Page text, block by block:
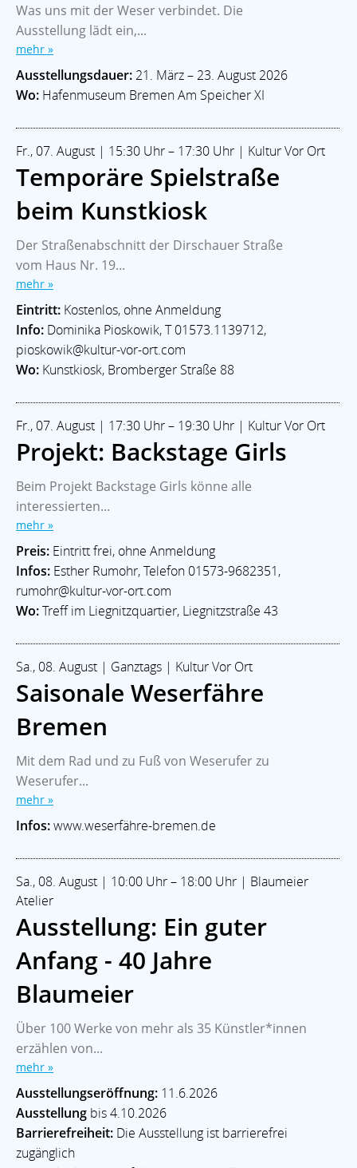
Was uns mit der Weser verbindet. Die
Ausstellung lädt ein,...
mehr »
Ausstellungsdauer:21. März – 23. August 2026
Wo: Hafenmuseum Bremen Am Speicher XI
Fr., 07. August | 15:30 Uhr – 17:30 Uhr | Kultur Vor Ort
Temporäre Spielstraße
beim Kunstkiosk
Der Straßenabschnitt der Dirschauer Straße
vom Haus Nr. 19...
mehr »
Eintritt: Kostenlos, ohne Anmeldung
Info: Dominika Pioskowik, T 01573.1139712,
pioskowik@kultur-vor-ort.com
Wo: Kunstkiosk, Bromberger Straße 88
Fr., 07. August | 17:30 Uhr – 19:30 Uhr | Kultur Vor Ort
Projekt: Backstage Girls
Beim Projekt Backstage Girls könne alle
interessierten...
mehr »
Preis: Eintritt frei, ohne Anmeldung
Infos: Esther Rumohr, Telefon 01573-9682351,
rumohr@kultur-vor-ort.com
Wo:Treff im Liegnitzquartier, Liegnitzstraße 43
Sa., 08. August | Ganztags | Kultur Vor Ort
Saisonale Weserfähre
Bremen
Mit dem Rad und zu Fuß von Weserufer zu
Weserufer...
mehr »
Infos:www.weserfähre-bremen.de
Sa., 08. August | 10:00 Uhr – 18:00 Uhr | Blaumeier
Atelier
Ausstellung: Ein guter
Anfang - 40 Jahre
Blaumeier
Über 100 Werke von mehr als 35 Künstler*innen
erzählen von...
mehr »
Ausstellungseröffnung: 11.6.2026
Ausstellung bis 4.10.2026
Barrierefreiheit: Die Ausstellung ist barrierefrei
zugänglich